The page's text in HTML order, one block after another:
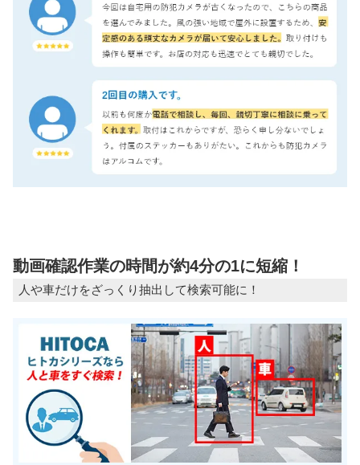
動画確認作業の時間が約4分の1に短縮！
人や車だけをざっくり抽出して検索可能に！